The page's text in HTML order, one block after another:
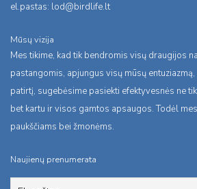
el.pastas: lod@birdlife.lt
Mūsų vizija
Mes tikime, kad tik bendromis visų draugijos
pastangomis, apjungus visų mūsų entuziazmą,
patirtį, sugebėsime pasiekti efektyvesnės ne
bet kartu ir visos gamtos apsaugos. Todėl
paukščiams bei žmonėms.
Naujienų prenumerata